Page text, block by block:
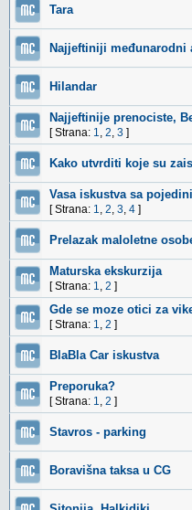
Tara
Najjeftiniji međunarodni
Hilandar
Najjeftinije prenociste,
[ Strana: 1, 2, 3 ]
Kako utvrditi koje su
Vasa iskustva sa
[ Strana: 1, 2, 3, 4 ]
Prelazak maloletne
Maturska ekskurzija
[ Strana: 1, 2 ]
Gde se moze otici za
[ Strana: 1, 2 ]
BlaBla Car iskustva
Preporuka?
[ Strana: 1, 2 ]
Stavros - parking
Boravišna taksa u CG